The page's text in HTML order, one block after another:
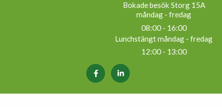
Bokade besök Storg 15A
måndag - fredag
08:00 - 16:00
Lunchstängt måndag - fredag
12:00 - 13:00